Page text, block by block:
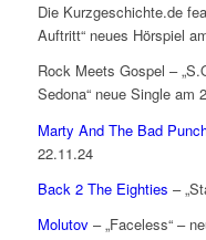
Die Kurzgeschichte.de
Auftritt“ neues Hörspiel
Rock Meets Gospel –
Sedona“ neue Single am
Marty And The Bad
22.11.24
Back 2 The Eighties –
Molutov – „Faceless“ –